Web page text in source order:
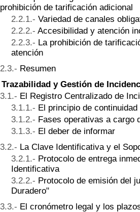
prohibición de tarificación adicional
Variedad de canales
Accesibilidad y atención
La prohibición de
atención
Resumen
Trazabilidad y Gestión de
El Registro Centralizado de
El principio de
Fases operativas a cargo
El deber de informar
La Clave Identificativa y el
Protocolo de entrega
Identificativa
Protocolo de emisión del
Duradero"
El cronómetro legal y los